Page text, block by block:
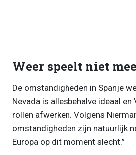
Weer speelt niet mee
De omstandigheden in Spanje
Nevada is allesbehalve ideaal
rollen afwerken. Volgens
omstandigheden zijn natuurlijk
Europa op dit moment slecht.”